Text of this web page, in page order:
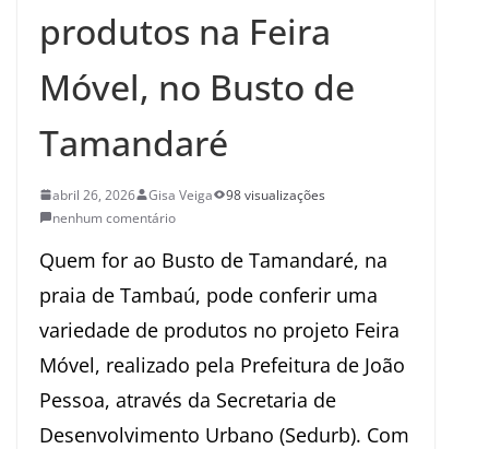
produtos na Feira
Móvel, no Busto de
Tamandaré
abril 26, 2026 Gisa Veiga
98 visualizações
nenhum comentário
Quem for ao Busto de Tamandaré, na
praia de Tambaú, pode conferir uma
variedade de produtos no projeto Feira
Móvel, realizado pela Prefeitura de João
Pessoa, através da Secretaria de
Desenvolvimento Urbano (Sedurb). Com